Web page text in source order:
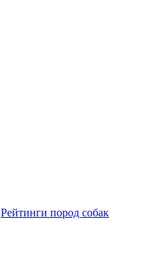
Рейтинги пород собак